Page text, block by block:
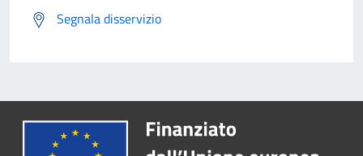
Segnala disservizio